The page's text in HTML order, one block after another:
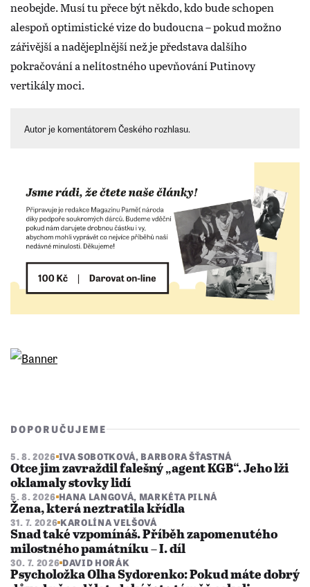
neobejde. Musí tu přece být někdo, kdo bude schopen
alespoň optimistické vize do budoucna – pokud možno
zářivější a nadějeplnější než je představa dalšího
pokračování a nelítostného upevňování Putinovy
vertikály moci.
Autor je komentátorem Českého rozhlasu.
DOPORUČUJEME
5. 8. 2026 IVA SOBOTKOVÁ, BARBORA ŠŤASTNÁ
Otce jim zavraždil falešný „agent KGB“. Jeho lži
oklamaly stovky lidí
5. 8. 2026 HANA LANGOVÁ, MARKÉTA PILNÁ
Žena, která neztratila křídla
31. 7. 2026 KAROLÍNA VELŠOVÁ
Snad také vzpomínáš. Příběh zapomenutého
milostného památníku – I. díl
30. 7. 2026 DAVID HORÁK
Psycholožka Olha Sydorenko: Pokud máte dobrý